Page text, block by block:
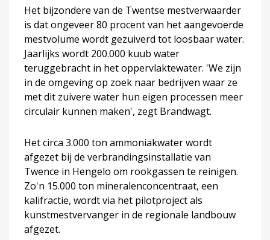
Het bijzondere van de Twentse mestverwaarder
is dat ongeveer 80 procent van het aangevoerde
mestvolume wordt gezuiverd tot loosbaar water.
Jaarlijks wordt 200.000 kuub water
teruggebracht in het oppervlaktewater. 'We zijn
in de omgeving op zoek naar bedrijven waar ze
met dit zuivere water hun eigen processen meer
circulair kunnen maken', zegt Brandwagt.
Het circa 3.000 ton ammoniakwater wordt
afgezet bij de verbrandingsinstallatie van
Twence in Hengelo om rookgassen te reinigen.
Zo'n 15.000 ton mineralenconcentraat, een
kalifractie, wordt via het pilotproject als
kunstmestvervanger in de regionale landbouw
afgezet.